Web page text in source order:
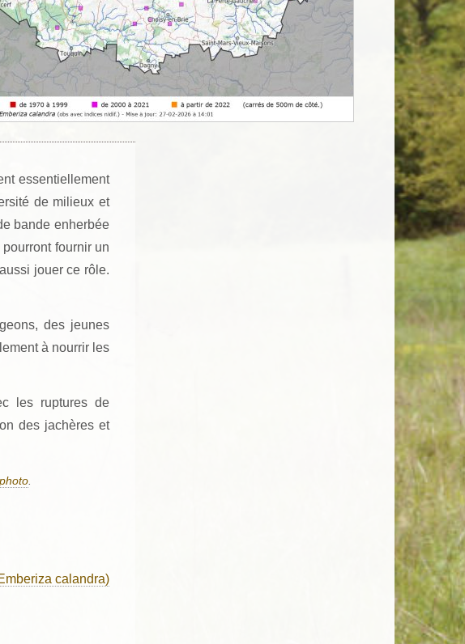
essentiellement
de milieux et
bande enherbée
fournir un
jouer ce rôle.
des jeunes
à nourrir les
les ruptures de
des jachères et
.
calandra)